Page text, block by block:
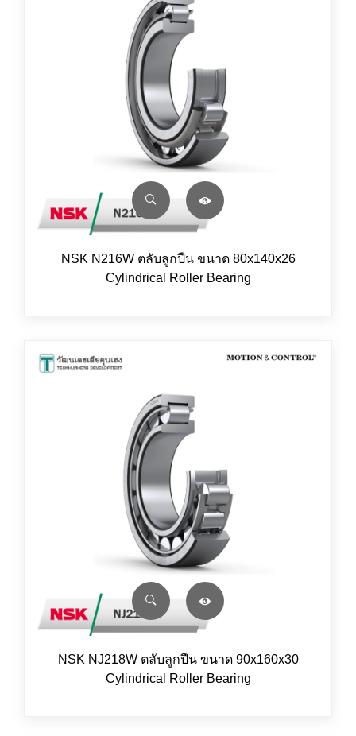
NSK N216W ตลับลูกปืน ขนาด 80x140x26
Cylindrical Roller Bearing
NSK NJ218W ตลับลูกปืน ขนาด 90x160x30
Cylindrical Roller Bearing